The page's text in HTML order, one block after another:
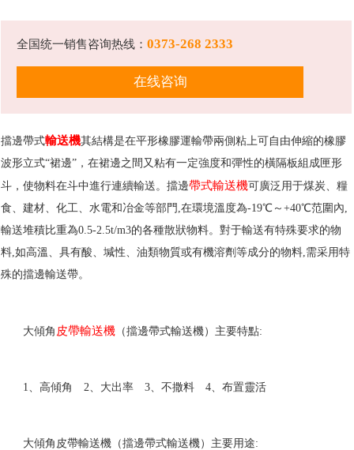
全国统一销售咨询热线： 0373-268 2333
在线咨询
擋邊帶式輸送機其結構是在平形橡膠運輸帶兩側粘上可自由伸縮的橡膠
波形立式“裙邊”，在裙邊之間又粘有一定強度和彈性的橫隔板組成匣形
斗，使物料在斗中進行連續輸送。擋邊帶式輸送機可廣泛用于煤炭、糧
食、建材、化工、水電和冶金等部門,在環境溫度為-19℃～+40℃范圍內,
輸送堆積比重為0.5-2.5t/m3的各種散狀物料。對于輸送有特殊要求的物
料,如高溫、具有酸、堿性、油類物質或有機溶劑等成分的物料,需采用特
殊的擋邊輸送帶。
大傾角 皮帶輸送機 （擋邊帶式輸送機）主要特點:
1、高傾角 2、大出率 3、不撒料 4、布置靈活
大傾角皮帶輸送機（擋邊帶式輸送機）主要用途: